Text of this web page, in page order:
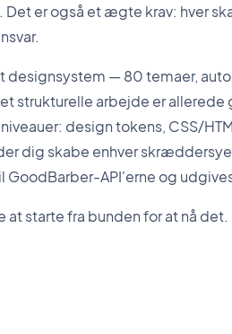
er også et ægte krav: hver
designsystem — 80 temaer,
strukturelle arbejde er allerede
design tokens, CSS/
dig skabe enhver
API'erne og
starte fra bunden for at nå det.